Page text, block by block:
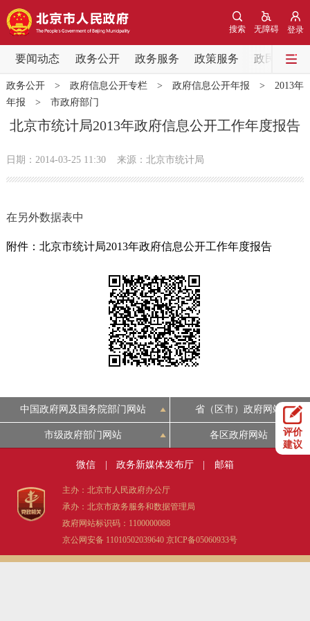
登录
无障碍
搜索
要闻动态 政务公开 政务服务 政策服务 政民互动
要闻动态
党中央精神 国务院信息 中央部委动态
北京要闻 会议信息 部门动态
各区热点
市领导 机构职能 政策服务
政策解读
专题公开
个人服务 法人服务 部门服务
便民服务 利企服务 投资项目
政民互动
政务公开> 政府信息公开专栏> 政府信息公开年报 > 2013年
年报 > 市政府部门
北京市统计局2013年政府信息公开工作年度报告
日期：2014-03-25 11:30 来源：北京市统计局
在另外数据表中
附件：北京市统计局2013年政府信息公开工作年度报告
评价
建议
中国政府网及国务院部门网站 省（区市）政府网站
市级政府部门网站 各区政府网站
微信 政务新媒体发布厅 邮箱
主办：北京市人民政府办公厅
承办：北京市政务服务和数据管理局
政府网站标识码：1100000088
京公网安备 11010502039640 京ICP备05060933号